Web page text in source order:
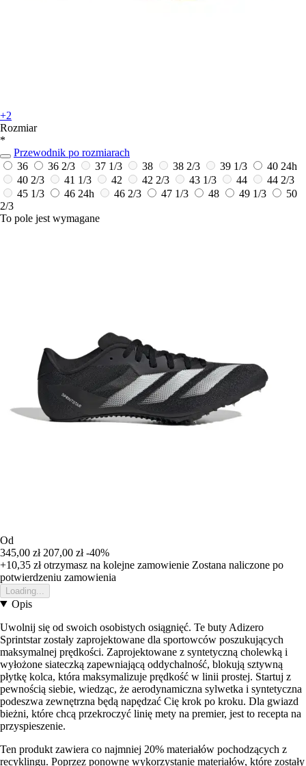
+2
Rozmiar
*
Przewodnik po rozmiarach
36
36 2/3 37 1/3 38 38 2/3 39 1/3 40 24h
40 2/3
41 1/3 42 42 2/3 43 1/3 44
44 2/3
45 1/3
46 24h 46 2/3 47 1/3 48 49 1/3
50
2/3
To pole jest wymagane
Od
345,00 zł 207,00 zł -40%
+10,35 złotrzymasz na kolejne zamowienie Zostana naliczone po
potwierdzeniu zamowienia
Loading...
Opis
Uwolnij się od swoich osobistych osiągnięć. Te buty Adizero
Sprintstar zostały zaprojektowane dla sportowców poszukujących
maksymalnej prędkości. Zaprojektowane z syntetyczną cholewką i
wyłożone siateczką zapewniającą oddychalność, blokują sztywną
płytkę kolca, która maksymalizuje prędkość w linii prostej. Startuj z
pewnością siebie, wiedząc, że aerodynamiczna sylwetka i syntetyczna
podeszwa zewnętrzna będą napędzać Cię krok po kroku. Dla gwiazd
bieżni, które chcą przekroczyć linię mety na premier, jest to recepta na
przyspieszenie.
Ten produkt zawiera co najmniej 20% materiałów pochodzących z
recyklingu. Poprzez ponowne wykorzystanie materiałów, które zostały